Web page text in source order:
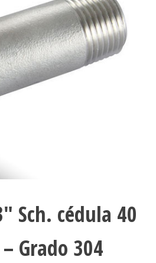
Sch. cédula 40
– Grado 304